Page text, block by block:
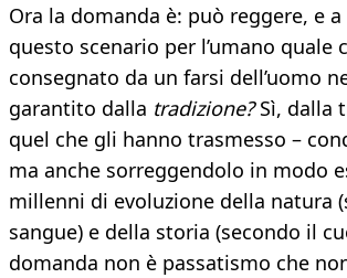
Ora la domanda è: può reggere, e
questo scenario per l’umano quale
consegnato da un farsi dell’uomo
garantito dalla tradizione?Sì, dalla
quel che gli hanno trasmesso –
ma anche sorreggendolo in modo
millenni di evoluzione della natura
sangue) e della storia (secondo il
domanda non è passatismo che